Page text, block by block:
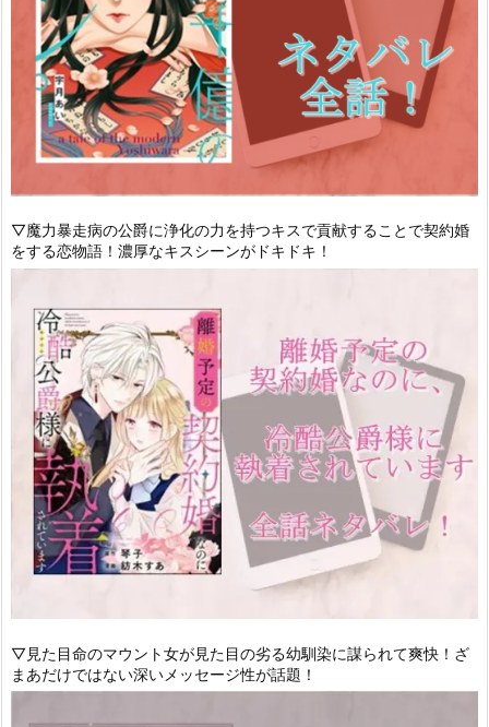
▽魔力暴走病の公爵に浄化の力を持つキスで貢献することで契約婚
をする恋物語！濃厚なキスシーンがドキドキ！
▽見た目命のマウント女が見た目の劣る幼馴染に謀られて爽快！ざ
まあだけではない深いメッセージ性が話題！